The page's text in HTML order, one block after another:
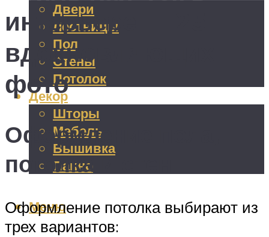
Двери
Лестницы
Пол
Стены
Потолок
Декор
Шторы
Мебель
Вышивка
Панно
Меню
интерьере — 25
вдохновляющих
фото
Оформление пола,
потолка и стен
Оформление потолка выбирают из
трех вариантов: